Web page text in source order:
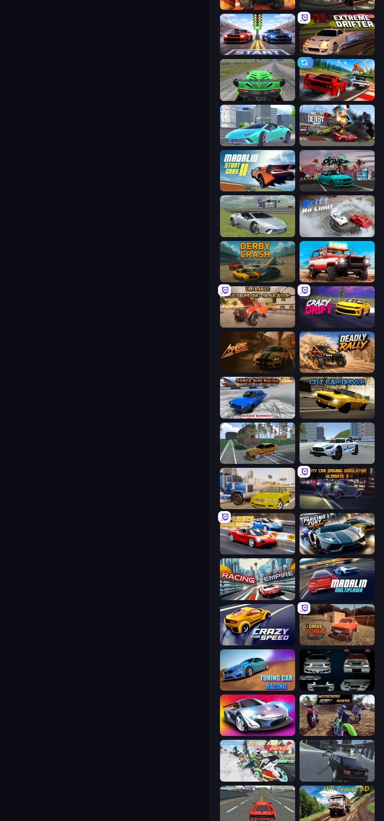
Offroad Life 3D City Classic Car Driving: 131
Street Racer 2 Extreme Drifter
Speed Racing Pro 2 Racing: Online!
Real City Driver Demolition Derby 2
Madalin Stunt Cars 2 RealDrive
Sports Cars Driver Drift No Limit
Derby Crash Offroad Masters Challenge
Ultimate Truck Driving Simulator 2020 Crazy Drift
Deadly Rally
Force Drift Racing: Aussie Burnout City Car Driver
Obby: Car Crash Sandbox Crazy Stunt Cars 2
Crazy Car Stunts
No Limits: Drag Racing Parking Fury 3D: Side Hustle
Racing Empire
Crazy for Speed DriveTown
Tuning Car Racing Decorate My BMW M5
Grand Cyber City MotoCross Riders
Super Fast Driver Transporter Hot Pursuit